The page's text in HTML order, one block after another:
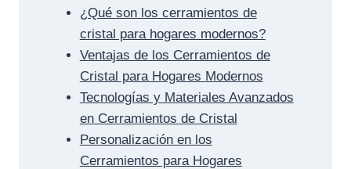
¿Qué son los cerramientos de
cristal para hogares modernos?
Ventajas de los Cerramientos de
Cristal para Hogares Modernos
Tecnologías y Materiales Avanzados
en Cerramientos de Cristal
Personalización en los
Cerramientos para Hogares